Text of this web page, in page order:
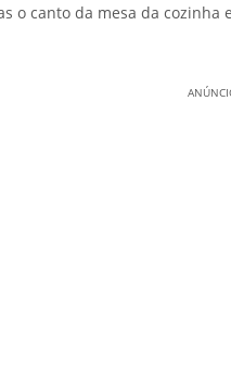
o canto da mesa da